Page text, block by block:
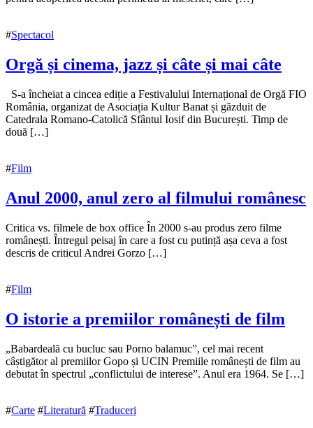
#Spectacol
Orgă și cinema, jazz și câte și mai câte
16
noiembrie
202222
noiembrie
S-a încheiat a cincea ediție a Festivalului Internațional de Orgă FIO
România, organizat de Asociația Kultur Banat și găzduit de
Catedrala Romano-Catolică Sfântul Iosif din București. Timp de
două […]
#Film
Anul 2000, anul zero al filmului românesc
12
noiembrie
20225
Critica vs. filmele de box office În 2000 s-au produs zero filme
românești. Întregul peisaj în care a fost cu putință așa ceva a fost
descris de criticul Andrei Gorzo […]
#Film
O istorie a premiilor românești de film
5
noiembrie
20225
„Babardeală cu bucluc sau Porno balamuc”, cel mai recent
câștigător al premiilor Gopo și UCIN Premiile românești de film au
debutat în spectrul „conflictului de interese”. Anul era 1964. Se […]
#Carte #Literatură #Traduceri